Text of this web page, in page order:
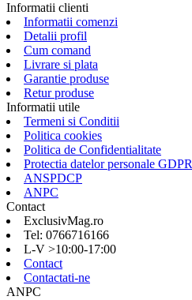
Informatii clienti
Informatii comenzi
Detalii profil
Cum comand
Livrare si plata
Garantie produse
Retur produse
Informatii utile
Termeni si Conditii
Politica cookies
Politica de Confidentialitate
Protectia datelor personale GDPR
ANSPDCP
ANPC
Contact
ExclusivMag.ro
Tel: 0766716166
L-V >10:00-17:00
Contact
Contactati-ne
ANPC